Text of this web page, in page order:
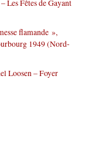
Les Fêtes de Gayant
flamande »,
1949 (Nord-
Loosen – Foyer